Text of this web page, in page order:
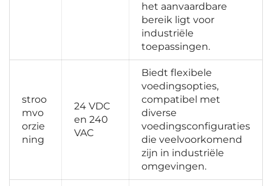
het aanvaardbare
bereik ligt voor
industriële
toepassingen.
stroo
mvo
orzie
ning
24 VDC
en 240
VAC
Biedt flexibele
voedingsopties,
compatibel met
diverse
voedingsconfiguraties
die veelvoorkomend
zijn in industriële
omgevingen.